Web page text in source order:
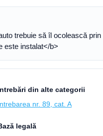
trebuie să îl ocolească prin
este instalat</b>
din alte categorii
nr. 89, cat. A
legală